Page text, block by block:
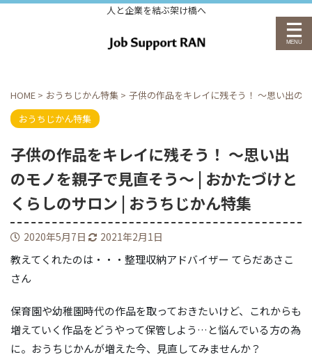
人と企業を結ぶ架け橋へ
HOME > おうちじかん特集 > 子供の作品をキレイに残そう！ ～思い出の
おうちじかん特集
子供の作品をキレイに残そう！ ～思い出
のモノを親子で見直そう～ | おかたづけと
くらしのサロン | おうちじかん特集
2020年5月7日 2021年2月1日
教えてくれたのは・・・整理収納アドバイザー てらだあさこ
さん
保育園や幼稚園時代の作品を取っておきたいけど、これからも
増えていく作品をどうやって保管しよう…と悩んでいる方の為
に。おうちじかんが増えた今、見直してみませんか？